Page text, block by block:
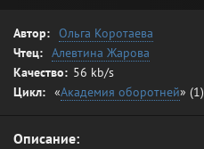
Автор: Ольга Коротаева
Чтец: Алевтина Жарова
Качество: 56 kb/s
Цикл: «Академия оборотней» (1)
Описание: